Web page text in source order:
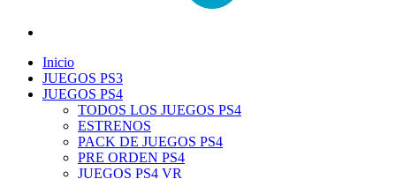
Inicio
JUEGOS PS3
JUEGOS PS4
TODOS LOS JUEGOS PS4
ESTRENOS
PACK DE JUEGOS PS4
PRE ORDEN PS4
JUEGOS PS4 VR